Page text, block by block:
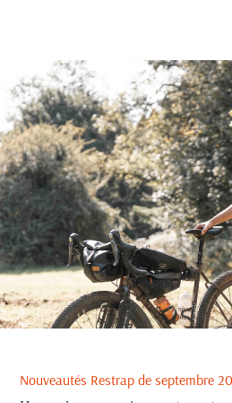
Nouveautés Restrap de septembre